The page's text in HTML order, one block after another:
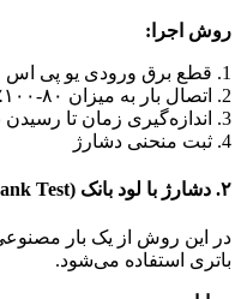
روش اجرا:
1. قطع برق ورودی یو پی اس
2. اتصال بار به میزان ۸۰-۱۰۰٪ توان نامی
3. اندازه‌گیری زمان تا رسیدن به ولتاژ cut-off
4. ثبت منحنی دشارژ
۲. دشارژ با لود بانک (Load Bank Test)
در این روش از یک بار
باتری استفاده می‌شود.